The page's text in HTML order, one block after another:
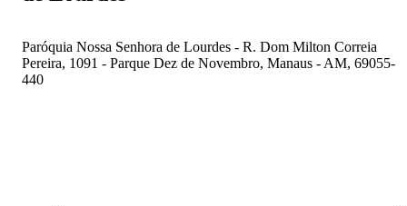
Paróquia Nossa Senhora de Lourdes - R. Dom Milton Correia
Pereira, 1091 - Parque Dez de Novembro, Manaus - AM, 69055-
440